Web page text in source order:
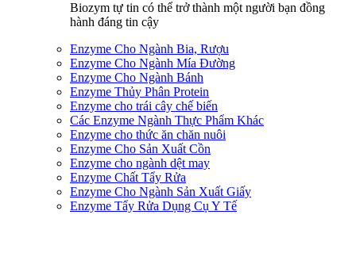
Biozym tự tin có thể trở thành một người bạn đồng
hành đáng tin cậy
Enzyme Cho Ngành Bia, Rượu
Enzyme Cho Ngành Mía Đường
Enzyme Cho Ngành Bánh
Enzyme Thủy Phân Protein
Enzyme cho trái cây chế biến
Các Enzyme Ngành Thực Phẩm Khác
Enzyme cho thức ăn chăn nuôi
Enzyme Cho Sản Xuất Cồn
Enzyme cho ngành dệt may
Enzyme Chất Tẩy Rửa
Enzyme Cho Ngành Sản Xuất Giấy
Enzyme Tẩy Rửa Dụng Cụ Y Tế